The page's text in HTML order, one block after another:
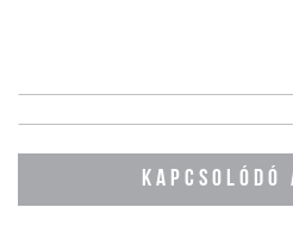
KAPCSOLÓDÓ